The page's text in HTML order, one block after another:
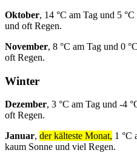
Oktober, 14 °C am Tag und 5
und oft Regen.
November, 8 °C am Tag und 0
oft Regen.
Winter
Dezember, 3 °C am Tag und -4
oft Regen.
Januar, der kälteste Monat, 1 °C
kaum Sonne und viel Regen.